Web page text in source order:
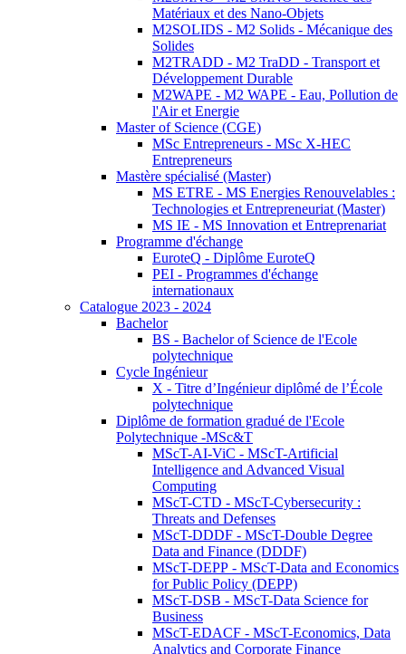
Matériaux et des Nano-Objets
M2SOLIDS - M2 Solids - Mécanique des
Solides
M2TRADD - M2 TraDD - Transport et
Développement Durable
M2WAPE - M2 WAPE - Eau, Pollution de
l'Air et Energie
Master of Science (CGE)
MSc Entrepreneurs - MSc X-HEC
Entrepreneurs
Mastère spécialisé (Master)
MS ETRE - MS Energies Renouvelables :
Technologies et Entrepreneuriat (Master)
MS IE - MS Innovation et Entreprenariat
Programme d'échange
EuroteQ - Diplôme EuroteQ
PEI - Programmes d'échange
internationaux
Catalogue 2023 - 2024
Bachelor
BS - Bachelor of Science de l'Ecole
polytechnique
Cycle Ingénieur
X - Titre d’Ingénieur diplômé de l’École
polytechnique
Diplôme de formation gradué de l'Ecole
Polytechnique -MSc&T
MScT-AI-ViC - MScT-Artificial
Intelligence and Advanced Visual
Computing
MScT-CTD - MScT-Cybersecurity :
Threats and Defenses
MScT-DDDF - MScT-Double Degree
Data and Finance (DDDF)
MScT-DEPP - MScT-Data and Economics
for Public Policy (DEPP)
MScT-DSB - MScT-Data Science for
Business
MScT-EDACF - MScT-Economics, Data
Analytics and Corporate Finance